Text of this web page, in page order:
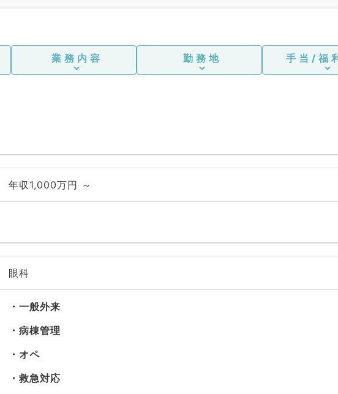
業務内容 勤務地 手当/福
年収1,000万円 ～
眼科
一般外来
病棟管理
オペ
救急対応